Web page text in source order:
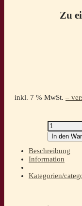
Zu
inkl. 7 % MwSt. –
Armenien
gestern
und
heute
–
Aschen
In den
Beschreibung
Information
Kategorien/